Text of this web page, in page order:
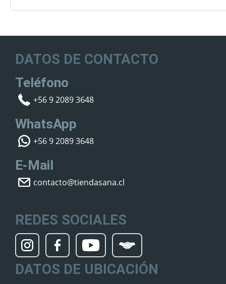
DATOS DE CONTACTO
Teléfono
+56 9 2089 3648
WhatsApp
+56 9 2089 3648
E-Mail
contacto@tiendasana.cl
REDES SOCIALES
DATOS DE UBICACIÓN